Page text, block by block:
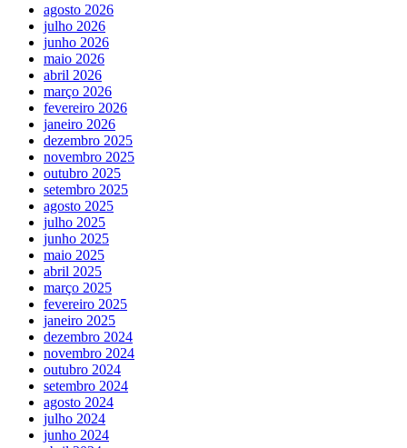
agosto 2026
julho 2026
junho 2026
maio 2026
abril 2026
março 2026
fevereiro 2026
janeiro 2026
dezembro 2025
novembro 2025
outubro 2025
setembro 2025
agosto 2025
julho 2025
junho 2025
maio 2025
abril 2025
março 2025
fevereiro 2025
janeiro 2025
dezembro 2024
novembro 2024
outubro 2024
setembro 2024
agosto 2024
julho 2024
junho 2024